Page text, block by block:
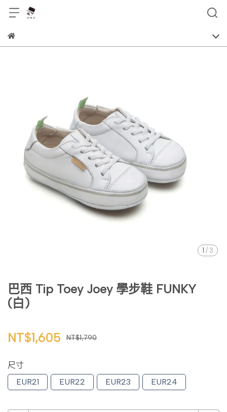
1 / 3
巴西 Tip Toey Joey 學步鞋 FUNKY
(白)
NT$1,605 NT$1,790
尺寸
EUR21
EUR22 EUR23 EUR24